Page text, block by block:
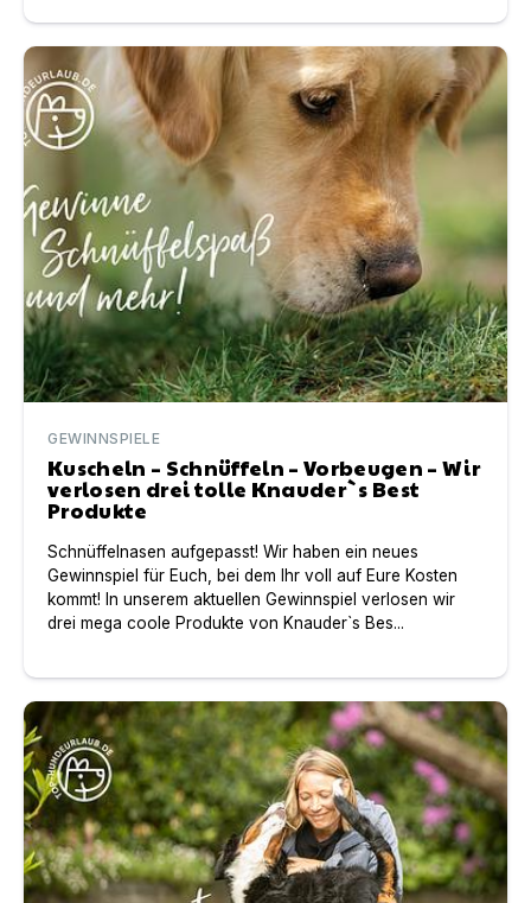
Kuscheln – Schnüffeln – Vorbeugen – Wir verlosen
GEWINNSPIELE
Kuscheln – Schnüffeln – Vorbeugen – Wir
verlosen drei tolle Knauder`s Best
Produkte
Schnüffelnasen aufgepasst! Wir haben ein neues
Gewinnspiel für Euch, bei dem Ihr voll auf Eure Kosten
kommt! In unserem aktuellen Gewinnspiel verlosen wir
drei mega coole Produkte von Knauder`s Bes...
Gewinnspiel – Mitspielen und tolle Onlinekurse von